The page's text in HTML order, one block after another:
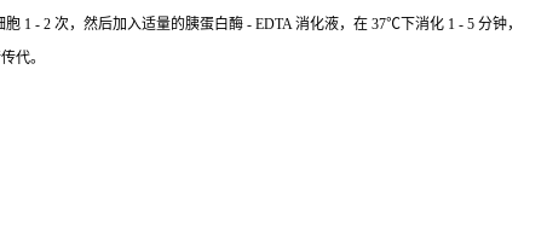
1 - 2 次，然后加入适量的胰蛋白酶 - EDTA 消化液，在 37℃下消化 1 - 5 分钟，
代。